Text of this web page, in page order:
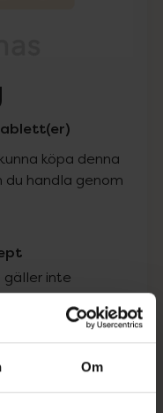
Om
köpa denna
du handla genom
gäller inte